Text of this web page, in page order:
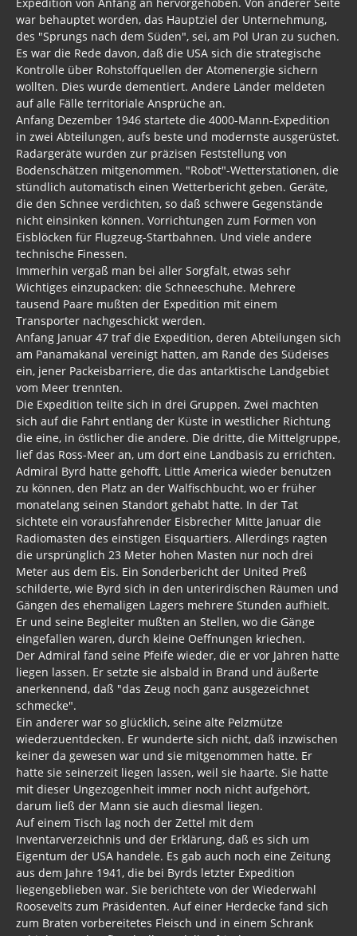
war behauptet worden, das Hauptziel der Unternehmung,
des "Sprungs nach dem Süden", sei, am Pol Uran zu suchen.
Es war die Rede davon, daß die USA sich die strategische
Kontrolle über Rohstoffquellen der Atomenergie sichern
wollten. Dies wurde dementiert. Andere Länder meldeten
auf alle Fälle territoriale Ansprüche an.
Anfang Dezember 1946 startete die 4000-Mann-Expedition
in zwei Abteilungen, aufs beste und modernste ausgerüstet.
Radargeräte wurden zur präzisen Feststellung von
Bodenschätzen mitgenommen. "Robot"-Wetterstationen, die
stündlich automatisch einen Wetterbericht geben. Geräte,
die den Schnee verdichten, so daß schwere Gegenstände
nicht einsinken können. Vorrichtungen zum Formen von
Eisblöcken für Flugzeug-Startbahnen. Und viele andere
technische Finessen.
Immerhin vergaß man bei aller Sorgfalt, etwas sehr
Wichtiges einzupacken: die Schneeschuhe. Mehrere
tausend Paare mußten der Expedition mit einem
Transporter nachgeschickt werden.
Anfang Januar 47 traf die Expedition, deren Abteilungen sich
am Panamakanal vereinigt hatten, am Rande des Südeises
ein, jener Packeisbarriere, die das antarktische Landgebiet
vom Meer trennten.
Die Expedition teilte sich in drei Gruppen. Zwei machten
sich auf die Fahrt entlang der Küste in westlicher Richtung
die eine, in östlicher die andere. Die dritte, die Mittelgruppe,
lief das Ross-Meer an, um dort eine Landbasis zu errichten.
Admiral Byrd hatte gehofft, Little America wieder benutzen
zu können, den Platz an der Walfischbucht, wo er früher
monatelang seinen Standort gehabt hatte. In der Tat
sichtete ein vorausfahrender Eisbrecher Mitte Januar die
Radiomasten des einstigen Eisquartiers. Allerdings ragten
die ursprünglich 23 Meter hohen Masten nur noch drei
Meter aus dem Eis. Ein Sonderbericht der United Preß
schilderte, wie Byrd sich in den unterirdischen Räumen und
Gängen des ehemaligen Lagers mehrere Stunden aufhielt.
Er und seine Begleiter mußten an Stellen, wo die Gänge
eingefallen waren, durch kleine Oeffnungen kriechen.
Der Admiral fand seine Pfeife wieder, die er vor Jahren hatte
liegen lassen. Er setzte sie alsbald in Brand und äußerte
anerkennend, daß "das Zeug noch ganz ausgezeichnet
schmecke".
Ein anderer war so glücklich, seine alte Pelzmütze
wiederzuentdecken. Er wunderte sich nicht, daß inzwischen
keiner da gewesen war und sie mitgenommen hatte. Er
hatte sie seinerzeit liegen lassen, weil sie haarte. Sie hatte
mit dieser Ungezogenheit immer noch nicht aufgehört,
darum ließ der Mann sie auch diesmal liegen.
Auf einem Tisch lag noch der Zettel mit dem
Inventarverzeichnis und der Erklärung, daß es sich um
Eigentum der USA handele. Es gab auch noch eine Zeitung
aus dem Jahre 1941, die bei Byrds letzter Expedition
liegengeblieben war. Sie berichtete von der Wiederwahl
Roosevelts zum Präsidenten. Auf einer Herdecke fand sich
zum Braten vorbereitetes Fleisch und in einem Schrank